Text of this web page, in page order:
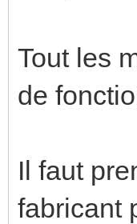
Tout les
de
Il faut
fabricant